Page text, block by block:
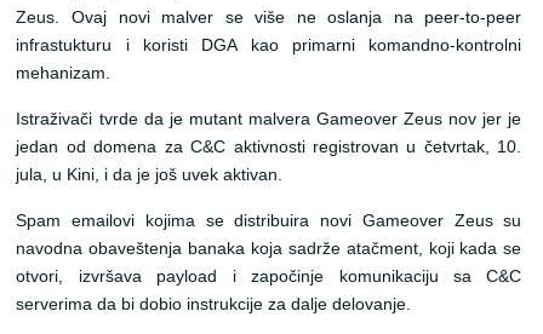
Zeus. Ovaj novi malver se više ne oslanja na peer-to-peer
infrastukturu i koristi DGA kao primarni komandno-kontrolni
mehanizam.
Istraživači tvrde da je mutant malvera Gameover Zeus nov jer je
jedan od domena za C&C aktivnosti registrovan u četvrtak, 10.
jula, u Kini, i da je još uvek aktivan.
Spam emailovi kojima se distribuira novi Gameover Zeus su
navodna obaveštenja banaka koja sadrže atačment, koji kada se
otvori, izvršava payload i započinje komunikaciju sa C&C
serverima da bi dobio instrukcije za dalje delovanje.